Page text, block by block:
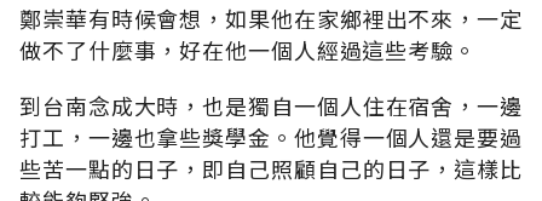
鄭崇華有時候會想，如果他在家鄉裡出不來，一定
做不了什麼事，好在他一個人經過這些考驗。
到台南念成大時，也是獨自一個人住在宿舍，一邊
打工，一邊也拿些獎學金。他覺得一個人還是要過
些苦一點的日子，即自己照顧自己的日子，這樣比